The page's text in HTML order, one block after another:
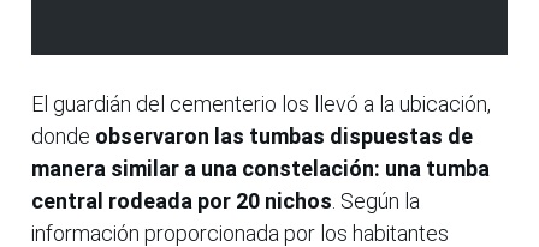
El guardián del cementerio los llevó a la ubicación,
donde observaron las tumbas dispuestas de
manera similar a una constelación: una tumba
central rodeada por 20 nichos . Según la
información proporcionada por los habitantes